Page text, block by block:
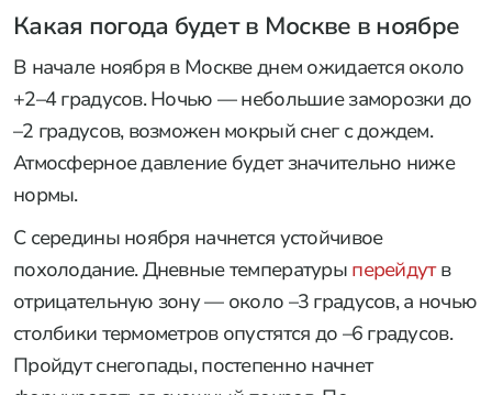
Какая погода будет в Москве в ноябре
В начале ноября в Москве днем ожидается около
+2–4 градусов. Ночью — небольшие заморозки до
–2 градусов, возможен мокрый снег с дождем.
Атмосферное давление будет значительно ниже
нормы.
С середины ноября начнется устойчивое
похолодание. Дневные температуры перейдутв
отрицательную зону — около –3 градусов, а ночью
столбики термометров опустятся до –6 градусов.
Пройдут снегопады, постепенно начнет